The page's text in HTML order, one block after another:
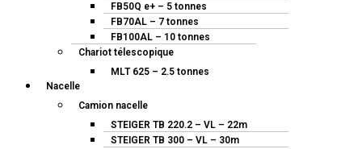
FB50Q e+ – 5 tonnes
FB70AL – 7 tonnes
FB100AL – 10 tonnes
Chariot télescopique
MLT 625 – 2.5 tonnes
Nacelle
Camion nacelle
STEIGER TB 220.2 – VL – 22m
STEIGER TB 300 – VL – 30m